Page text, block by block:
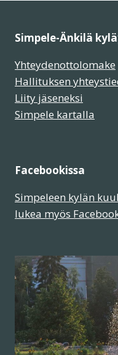
Simpele-Änkilä
Yhteydenottolomake
Hallituksen
Liity jäseneksi
Simpele kartalla
Facebookissa
Simpeleen kylän
lukea myös